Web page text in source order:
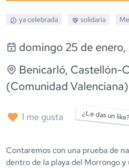
ya celebrada solidaria
domingo 25 de
Benicarló, Castellón-
(Comunidad Valenciana)
1 me gusta ¿Le das un like?
Contaremos con una prueba de
dentro de la playa del Morrongo y